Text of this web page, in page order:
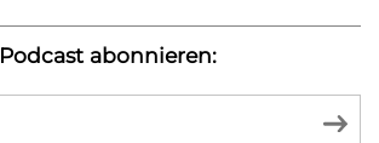
Podcast abonnieren: